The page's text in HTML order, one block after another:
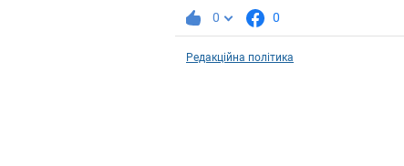
0 0
Редакційна політика